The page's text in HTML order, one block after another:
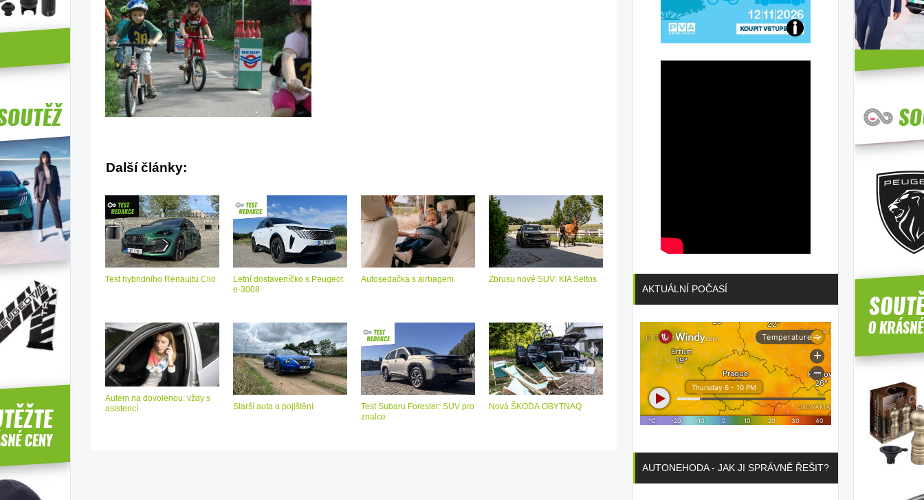
Další články:
Test hybridního Renaultu Clio
Letní dostaveníčko s Peugeot
e-3008
Autosedačka s airbagem Zbrusu nové SUV: KIA Seltos
Autem na dovolenou: vždy s
asistencí
Starší auta a pojištění
Test Subaru Forester: SUV pro
znalce
Nová ŠKODA OBYTNAQ
Přijďte
AKTUÁLNÍ POČASÍ
AUTONEHODA - JAK JI SPRÁVNĚ ŘEŠIT?